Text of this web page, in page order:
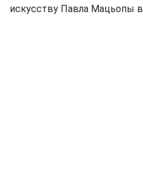
искусству Павла Мацьопы в